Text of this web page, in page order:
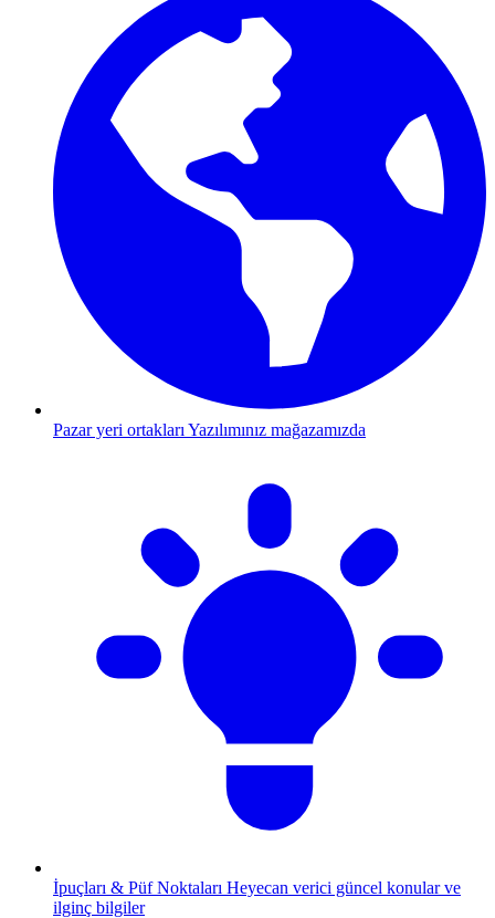
Pazar yeri ortakları Yazılımınız mağazamızda
İpuçları & Püf Noktaları Heyecan verici güncel konular ve
ilginç bilgiler